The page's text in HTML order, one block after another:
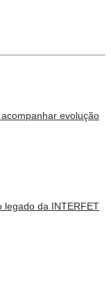
evolução
legado da INTERFET